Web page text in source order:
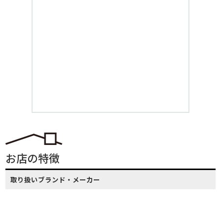
お店の特徴
取り扱いブランド・メーカー